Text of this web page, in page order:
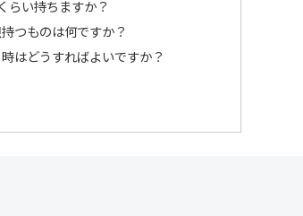
らい持ちますか？
つものは何ですか？
はどうすればよいですか？